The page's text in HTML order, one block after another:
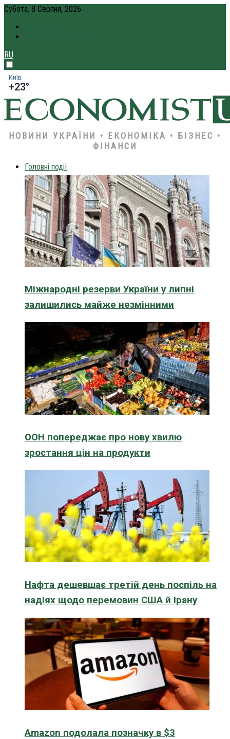
Субота, 8 Серпня, 2026
RU
Київ
+23°
НОВИНИ УКРАЇНИ • ЕКОНОМІКА • БІЗНЕС •
ФІНАНСИ
Головні події
Міжнародні резерви України у липні
залишились майже незмінними
ООН попереджає про нову хвилю
зростання цін на продукти
Нафта дешевшає третій день поспіль на
надіях щодо перемовин США й Ірану
Amazon подолала позначку в $3